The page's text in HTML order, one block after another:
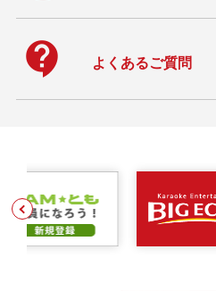
contact_support よくあるご質問